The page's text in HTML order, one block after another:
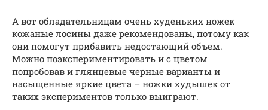
А вот обладательницам очень худеньких ножек
кожаные лосины даже рекомендованы, потому как
они помогут прибавить недостающий объем.
Можно поэкспериментировать и с цветом
попробовав и глянцевые черные варианты и
насыщенные яркие цвета – ножки худышек от
таких экспериментов только выиграют.